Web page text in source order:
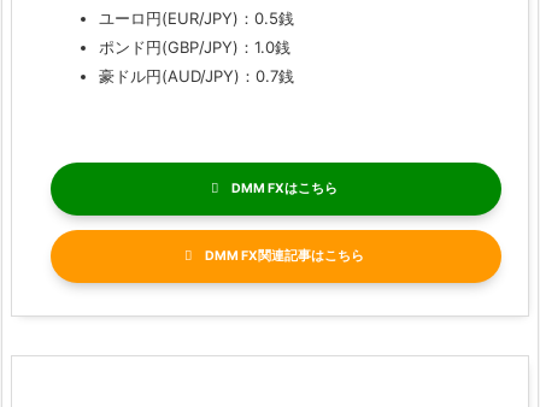
ユーロ円(EUR/JPY)：0.5銭
ポンド円(GBP/JPY)：1.0銭
豪ドル円(AUD/JPY)：0.7銭
DMM FX
DMM FX関連記事